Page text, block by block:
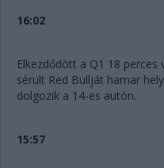
16:02
Elkezdődött a Q1 18 perces
sérült Red Bullját hamar
dolgozik a 14-es autón.
15:57